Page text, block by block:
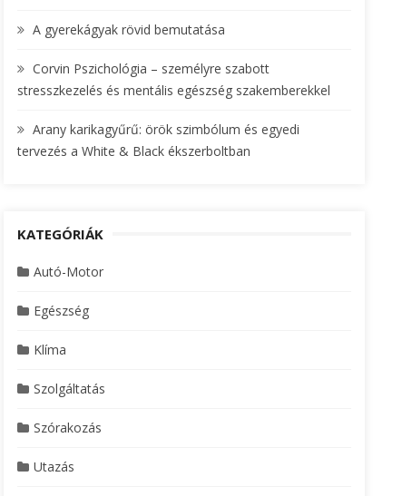
A gyerekágyak rövid bemutatása
Corvin Pszichológia – személyre szabott
stresszkezelés és mentális egészség szakemberekkel
Arany karikagyűrű: örök szimbólum és egyedi
tervezés a White & Black ékszerboltban
KATEGÓRIÁK
Autó-Motor
Egészség
Klíma
Szolgáltatás
Szórakozás
Utazás